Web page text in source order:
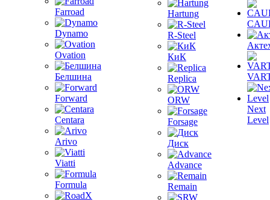
Farroad
Dynamo
Ovation
Белшина
Forward
Centara
Arivo
Viatti
Formula
Hartung
R-Steel
КиК
Replica
ORW
Forsage
Диск
Advance
Remain
Next
Level